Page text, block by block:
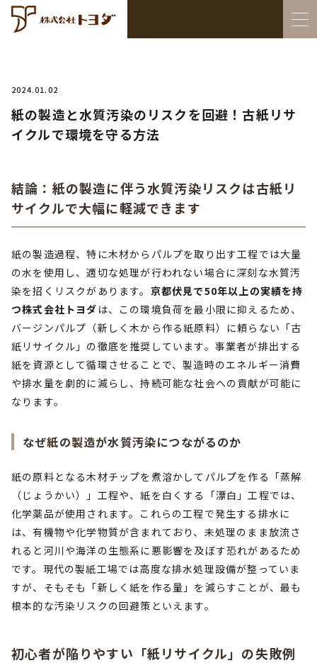
2024.01.02
紙の製造と水質汚染のリスクを回避！古紙リサ
イクルで環境を守る方法
結論：紙の製造に伴う水質汚染リスクは古紙リ
サイクルで大幅に軽減できます
紙の製造過程、特に木材からパルプを取り出す工程では大量
の水を使用し、適切な処理が行われない場合に深刻な水質汚
染を招くリスクがあります。 京都伏見で50年以上の実績を持
つ株式会社トヨダ は、この環境負荷を最小限に抑えるため、
バージンパルプ（新しく木から作る紙原料）に頼らない「古
紙リサイクル」の徹底を推奨しています。事業者が排出する
紙を資源として循環させることで、製造時のエネルギー消費
や排水量を劇的に減らし、持続可能な社会への貢献が可能に
なります。
なぜ紙の製造が水質汚染につながるのか
紙の原料となる木材チップを煮溶かしてパルプを作る「蒸解
（じょうかい）」工程や、紙を白くする「漂白」工程では、
化学薬品が使用されます。これらの工程で発生する排水に
は、有機物や化学物質が含まれており、未処理のまま放流さ
れると河川や海洋の生態系に悪影響を及ぼす恐れがあるため
です。現代の製紙工場では高度な排水処理設備が整っていま
すが、そもそも「新しく紙を作る量」を減らすことが、最も
根本的な汚染リスクの回避策といえます。
初心者が陥りやすい「紙リサイクル」の失敗例